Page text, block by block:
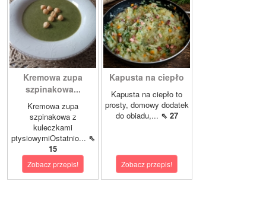
Kremowa zupa
szpinakowa...
Kremowa zupa
szpinakowa z
kuleczkami
ptysiowymiOstatnio... ⇖
15
Zobacz przepis!
Kapusta na ciepło
Kapusta na ciepło to
prosty, domowy dodatek
do obiadu,... ⇖ 27
Zobacz przepis!